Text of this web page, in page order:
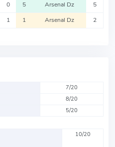
0 5 Arsenal Dz 5
1 1 Arsenal Dz 2
7/20
8/20
5/20
10/20